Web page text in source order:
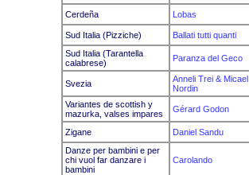
Cerdeña Lobas
Sud Italia (Pizziche)
Ballati tutti quanti
Sud Italia (Tarantella
calabrese)
Paranza del Geco
Svezia
Anneli Trei & Micael
Nordin
Variantes de scottish y
mazurka, valses impares
Gérard Godon
Zigane
Daniel Sandu
Danze per bambini e per
chi vuol far danzare i
bambini
Carolando